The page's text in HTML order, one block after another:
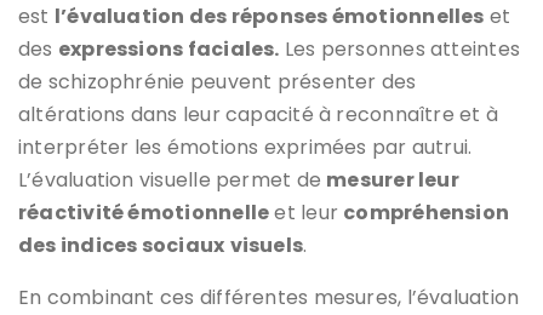
est l’évaluation des réponses émotionnelles et
des expressions faciales. Les personnes atteintes
de schizophrénie peuvent présenter des
altérations dans leur capacité à reconnaître et à
interpréter les émotions exprimées par autrui.
L’évaluation visuelle permet de mesurer leur
réactivité émotionnelleet leur compréhension
des indices sociaux visuels.
En combinant ces différentes mesures, l’évaluation